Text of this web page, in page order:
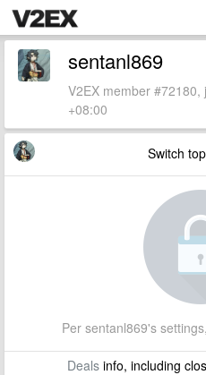
sentanl869
V2EX member
+08:00
Switch
Per sentanl869's
Dealsinfo, including